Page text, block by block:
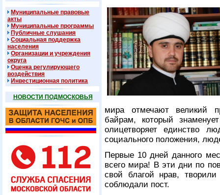
Муниципальные правовые
акты
Муниципальные программы
Публичные слушания
Социальная поддержка
населения
Организации и учреждения
округа
Оценка регулирующего
воздействия
Инвестиционная политика
НОВОСТИ ПОДМОСКОВЬЯ
мира отмечают великий
байрам, который
олицетворяет единство
социального положения,
Первые 10 дней данного
всего мира! В эти дни по
свой благой нрав,
соблюдали пост.